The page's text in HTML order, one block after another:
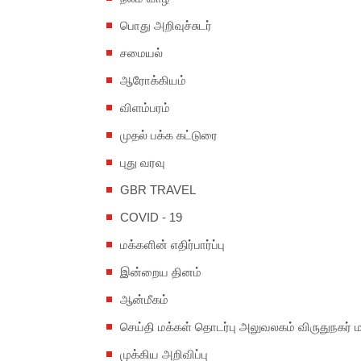
பொது அறிவுச்சுடர்
சமையல்
ஆரோக்கியம்
விளம்பரம்
முதல் பக்க கட்டுரை
புது வரவு
GBR TRAVEL
COVID - 19
மக்களின் எதிர்பார்ப்பு
இன்றைய தினம்
ஆன்மீகம்
செய்தி மக்கள் தொடர்பு அலுவலகம் விருதுநகர்
முக்கிய அறிவிப்பு